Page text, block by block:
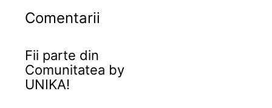
Comentarii
Fii parte din
Comunitatea by
UNIKA!